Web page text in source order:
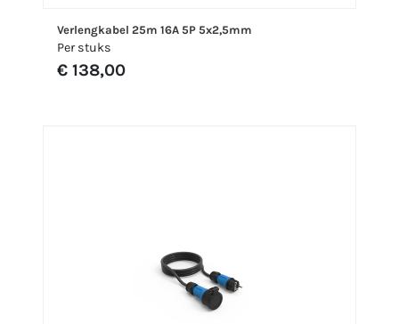
Verlengkabel 25m 16A 5P 5x2,5mm
Per stuks
€ 138,00